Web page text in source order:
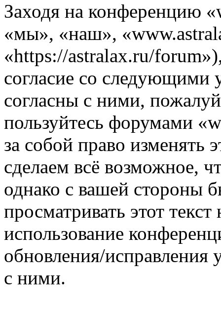
Заходя на конференцию
«мы», «наш»,
«https://astralax.ru/
согласие со следующими
согласны с ними,
пользуйтесь форумами
за собой право изменять
сделаем всё возможное,
однако с вашей стороны
просматривать этот
использование
обновления/исправления
с ними.